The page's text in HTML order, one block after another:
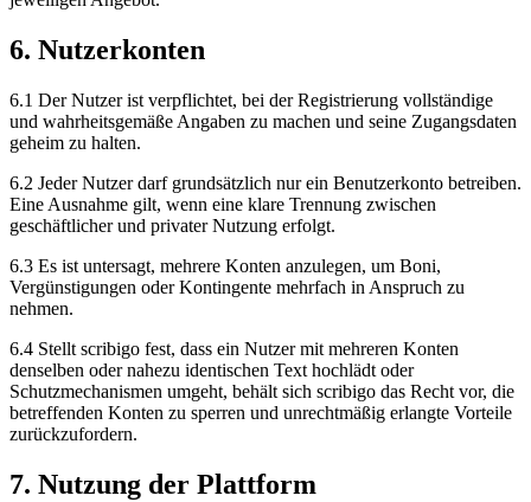
6. Nutzerkonten
6.1 Der Nutzer ist verpflichtet, bei der Registrierung vollständige
und wahrheitsgemäße Angaben zu machen und seine Zugangsdaten
geheim zu halten.
6.2 Jeder Nutzer darf grundsätzlich nur ein Benutzerkonto betreiben.
Eine Ausnahme gilt, wenn eine klare Trennung zwischen
geschäftlicher und privater Nutzung erfolgt.
6.3 Es ist untersagt, mehrere Konten anzulegen, um Boni,
Vergünstigungen oder Kontingente mehrfach in Anspruch zu
nehmen.
6.4 Stellt scribigo fest, dass ein Nutzer mit mehreren Konten
denselben oder nahezu identischen Text hochlädt oder
Schutzmechanismen umgeht, behält sich scribigo das Recht vor, die
betreffenden Konten zu sperren und unrechtmäßig erlangte Vorteile
zurückzufordern.
7. Nutzung der Plattform